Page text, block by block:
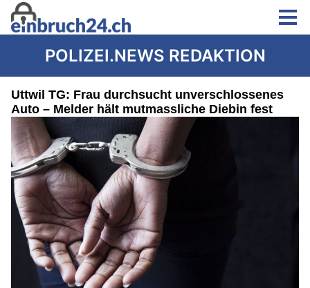
POLIZEI.NEWS REDAKTION
Uttwil TG: Frau durchsucht unverschlossenes
Auto – Melder hält mutmassliche Diebin fest